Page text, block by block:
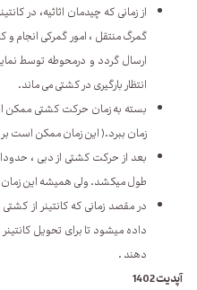
گمرگ منتقل ، امور گمرکی انجام
ارسال گردد و درمحوطه توسط
انتظار بارگیری در کشتی می ماند.
بسته به زمان حرکت کشتی ممکن
زمان ببرد.( این زمان ممکن است
طول میکشد. ولی همیشه این
در مقصد زمانی که کانتینر از
داده میشود تا برای تحویل کانتینر
دهند .
آپدیت 1402